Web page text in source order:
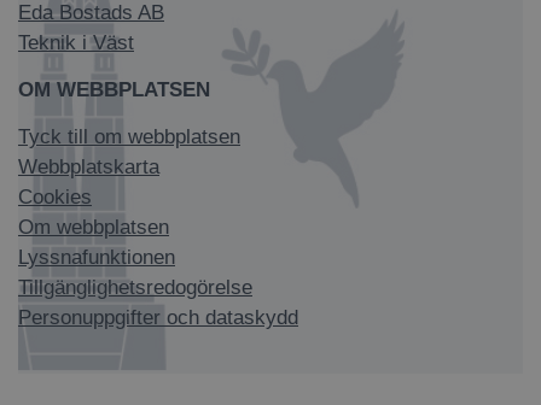
Eda Bostads AB
Teknik i Väst
OM WEBBPLATSEN
Tyck till om webbplatsen
Webbplatskarta
Cookies
Om webbplatsen
Lyssnafunktionen
Tillgänglighetsredogörelse
Personuppgifter och dataskydd